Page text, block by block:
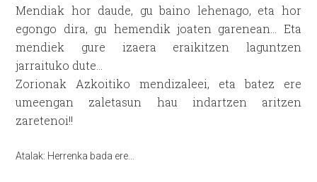
Mendiak hor daude, gu baino lehenago, eta hor
egongo dira, gu hemendik joaten garenean… Eta
mendiek gure izaera eraikitzen laguntzen
jarraituko dute…
Zorionak Azkoitiko mendizaleei, eta batez ere
umeengan zaletasun hau indartzen aritzen
zaretenoi!!
Atalak: Herrenka bada ere...